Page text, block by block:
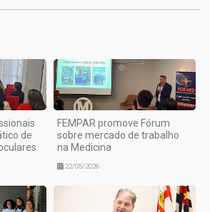
de
FEMPAR promove Fórum
sobre mercado de trabalho
na Medicina
22/05/2026